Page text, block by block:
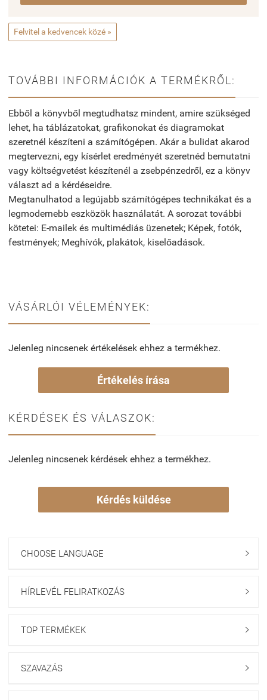
Felvitel a kedvencek közé »
TOVÁBBI INFORMÁCIÓK A TERMÉKRŐL:
Ebből a könyvből megtudhatsz mindent, amire szükséged
lehet, ha táblázatokat, grafikonokat és diagramokat
szeretnél készíteni a számítógépen. Akár a bulidat akarod
megtervezni, egy kísérlet eredményét szeretnéd bemutatni
vagy költségvetést készítenél a zsebpénzedről, ez a könyv
választ ad a kérdéseidre.
Megtanulhatod a legújabb számítógépes technikákat és a
legmodernebb eszközök használatát. A sorozat további
kötetei: E-mailek és multimédiás üzenetek; Képek, fotók,
festmények; Meghívók, plakátok, kiselőadások.
VÁSÁRLÓI VÉLEMÉNYEK:
Jelenleg nincsenek értékelések ehhez a termékhez.
Értékelés írása
KÉRDÉSEK ÉS VÁLASZOK:
Jelenleg nincsenek kérdések ehhez a termékhez.
Kérdés küldése
CHOOSE LANGUAGE 
HÍRLEVÉL FELIRATKOZÁS 
TOP TERMÉKEK 
SZAVAZÁS 